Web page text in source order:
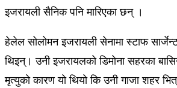
इजरायली सैनिक पनि मारिएका छन् ।
हेलेल सोलोमन इजरायली सेनामा स्टाफ
थिइन्। उनी इजरायलको डिमोना सहरका
मृत्युको कारण यो थियो कि उनी गाजा शहर